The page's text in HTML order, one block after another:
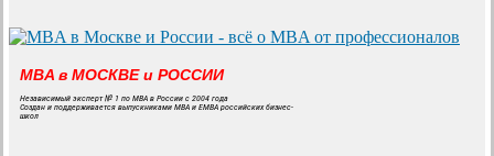
MBA в МОСКВЕ и РОССИИ
Независимый эксперт № 1 по MBA в России с 2004 года
Создан и поддерживается выпускниками MBA и EMBA российских бизнес-
школ